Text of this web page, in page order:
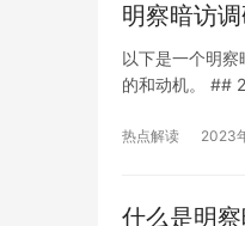
明察暗访
以下是一个明
的和动机。 ##
热点解读 2023
什么是明